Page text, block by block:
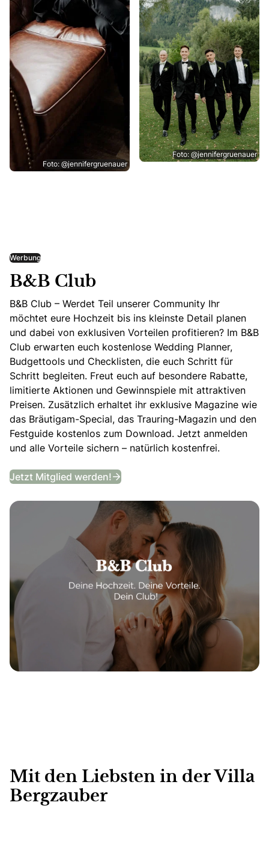
Foto: @jennifergruenauer
Foto: @jennifergruenauer
Werbung
B&B Club
B&B Club – Werdet Teil unserer Community Ihr
möchtet eure Hochzeit bis ins kleinste Detail planen
und dabei von exklusiven Vorteilen profitieren? Im B&B
Club erwarten euch kostenlose Wedding Planner,
Budgettools und Checklisten, die euch Schritt für
Schritt begleiten. Freut euch auf besondere Rabatte,
limitierte Aktionen und Gewinnspiele mit attraktiven
Preisen. Zusätzlich erhaltet ihr exklusive Magazine wie
das Bräutigam-Special, das Trauring-Magazin und den
Festguide kostenlos zum Download. Jetzt anmelden
und alle Vorteile sichern – natürlich kostenfrei.
Jetzt Mitglied werden! B&B Club
Mit den Liebsten in der Villa
Bergzauber